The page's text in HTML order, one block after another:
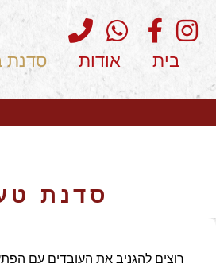
בית אודות סדנת
סדנת
רוצים להגניב את העובדים עם